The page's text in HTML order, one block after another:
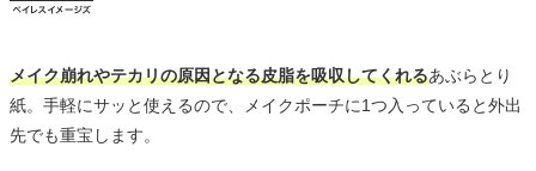
メイク崩れやテカリの原因となる皮脂を吸収してくれるあぶらとり
紙。手軽にサッと使えるので、メイクポーチに1つ入っていると外出
先でも重宝します。